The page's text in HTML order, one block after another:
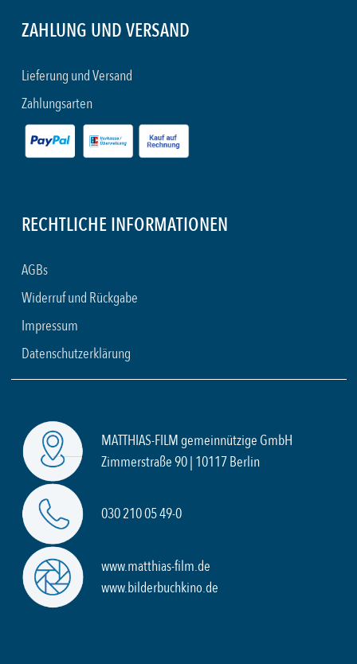
ZAHLUNG UND VERSAND
Lieferung und Versand
Zahlungsarten
RECHTLICHE INFORMATIONEN
AGBs
Widerruf und Rückgabe
Impressum
Datenschutzerklärung
MATTHIAS-FILM gemeinnützige GmbH
Zimmerstraße 90 | 10117 Berlin
030 210 05 49-0
www.matthias-film.de
www.bilderbuchkino.de